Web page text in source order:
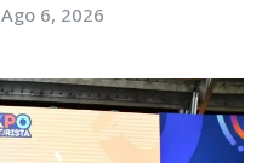
Ago 6, 2026